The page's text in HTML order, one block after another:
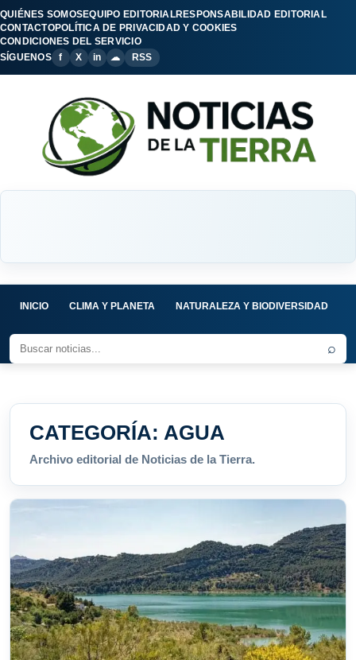
QUIÉNES SOMOSEQUIPO EDITORIALRESPONSABILIDAD EDITORIAL
CONTACTOPOLÍTICA DE PRIVACIDAD Y COOKIES
CONDICIONES DEL SERVICIO
SÍGUENOS
f X in ☁ RSS
INICIO CLIMA Y PLANETA NATURALEZA Y BIODIVERSIDAD
⌕
CATEGORÍA: AGUA
Archivo editorial de Noticias de la Tierra.